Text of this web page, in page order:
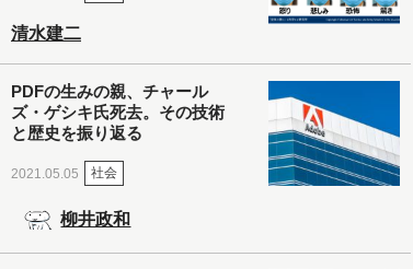
清水建二
PDFの生みの親、チャール
ズ・ゲシキ氏死去。その技術
と歴史を振り返る
2021.05.05 社会
柳井政和